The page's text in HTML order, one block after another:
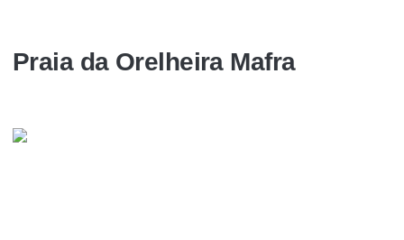
Praia da Orelheira Mafra